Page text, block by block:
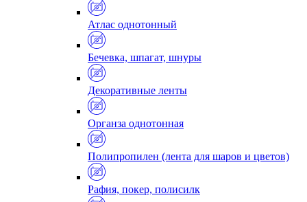
Атлас однотонный
Бечевка, шпагат, шнуры
Декоративные ленты
Органза однотонная
Полипропилен (лента для шаров и цветов)
Рафия, покер, полисилк